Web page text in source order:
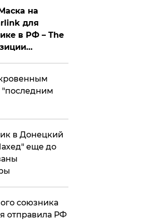
на
для
в РФ – The
в Донецкий
еще до
союзника
отправила РФ